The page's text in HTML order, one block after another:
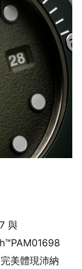
與
美體現沛納